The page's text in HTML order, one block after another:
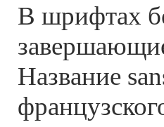
В шрифтах
Название